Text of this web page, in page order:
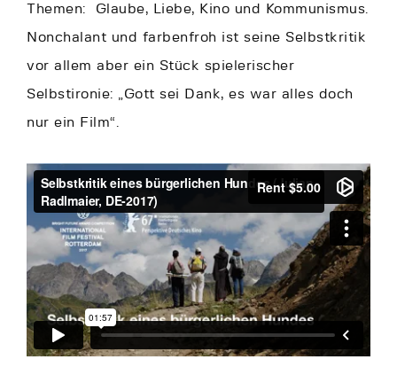
Themen: Glaube, Liebe, Kino und Kommunismus.
Nonchalant und farbenfroh ist seine Selbstkritik
vor allem aber ein Stück spielerischer
Selbstironie: „Gott sei Dank, es war alles doch
nur ein Film“.